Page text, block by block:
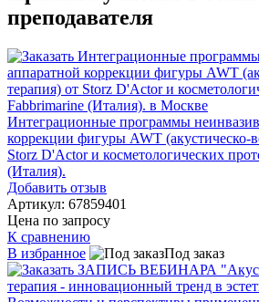
преподавателя
Интеграционные программы
коррекции фигуры AWT (акустическо-
Storz D'Actor и косметологических
(Италия).
Добавить отзыв
Артикул: 67859401
Цена по запросу
К сравнению
В избранное
Под заказ